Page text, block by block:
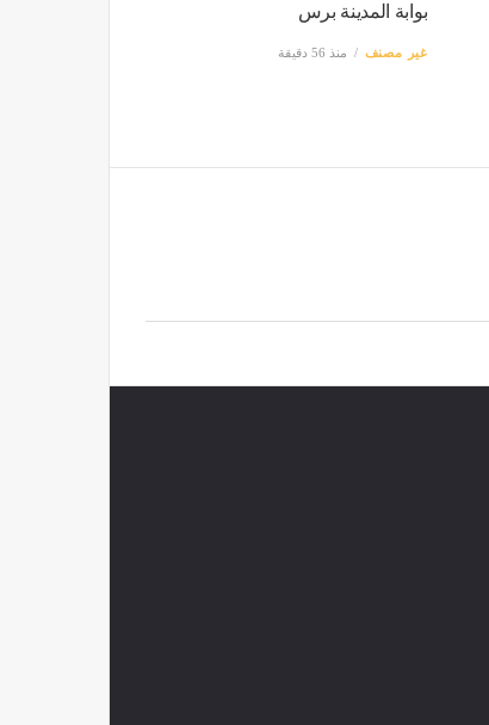
بوابة المدينة برس
غير مصنف منذ 56 دقيقة